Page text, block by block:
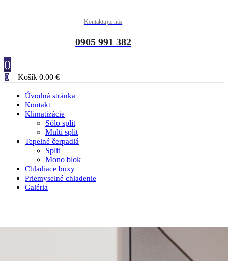
Kontaktujte nás
0905 991 382
0
0 Košík 0.00 €
Úvodná stránka
Kontakt
Klimatizácie
Sólo split
Multi split
Tepelné čerpadlá
Split
Mono blok
Chladiace boxy
Priemyselné chladenie
Galéria